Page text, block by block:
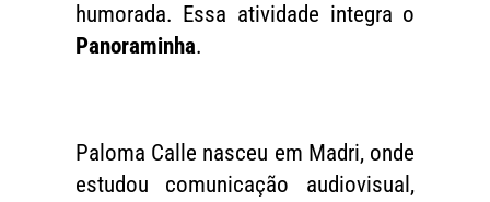
humorada. Essa atividade integra o
Panoraminha.
Paloma Calle nasceu em Madri, onde
estudou comunicação audiovisual,